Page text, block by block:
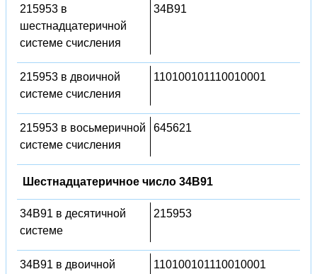
215953 в
шестнадцатеричной
системе счисления
34B91
215953 в двоичной
системе счисления
110100101110010001
215953 в восьмеричной
системе счисления
645621
Шестнадцатеричное число 34B91
34B91 в десятичной
системе
215953
34B91 в двоичной
110100101110010001